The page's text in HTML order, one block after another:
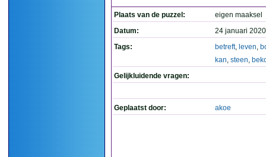
Plaats van de puzzel:
eigen maaksel
Datum:
24 januari
Tags:
betreft, leven,
kan, steen,
Gelijkluidende vragen:
Geplaatst door: akoe